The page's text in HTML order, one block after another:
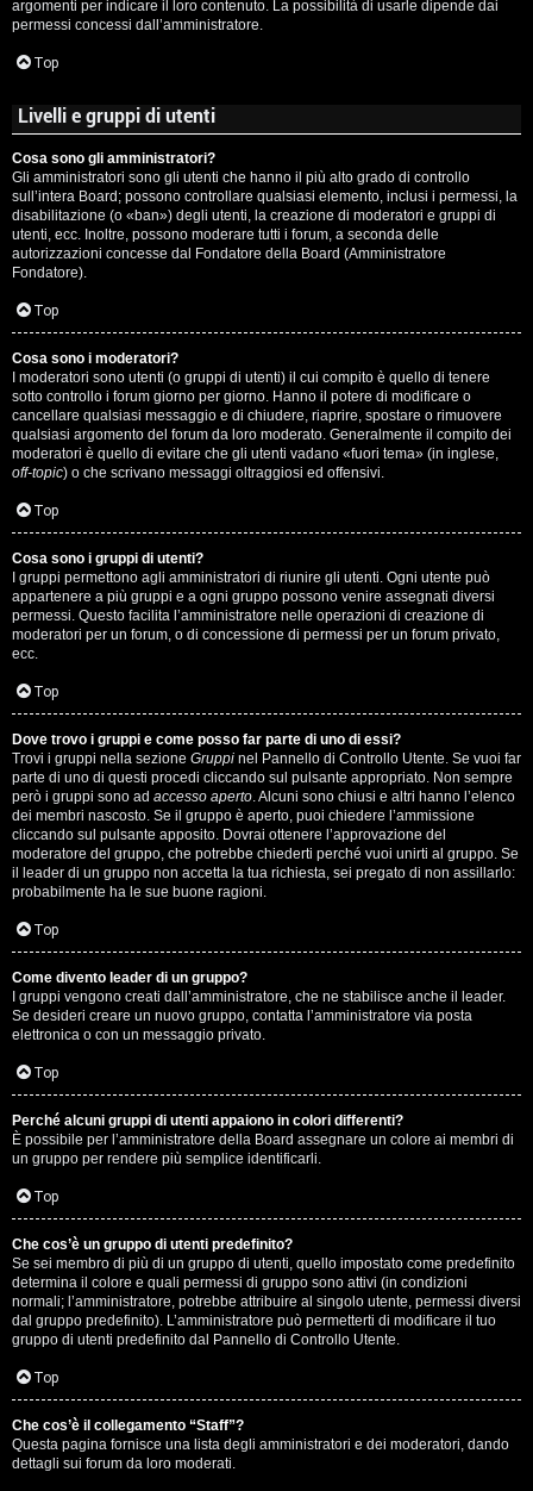
argomenti per indicare il loro contenuto. La possibilità di usarle dipende dai
permessi concessi dall’amministratore.
Top
Livelli e gruppi di utenti
Cosa sono gli amministratori?
Gli amministratori sono gli utenti che hanno il più alto grado di controllo
sull’intera Board; possono controllare qualsiasi elemento, inclusi i permessi, la
disabilitazione (o «ban») degli utenti, la creazione di moderatori e gruppi di
utenti, ecc. Inoltre, possono moderare tutti i forum, a seconda delle
autorizzazioni concesse dal Fondatore della Board (Amministratore
Fondatore).
Top
Cosa sono i moderatori?
I moderatori sono utenti (o gruppi di utenti) il cui compito è quello di tenere
sotto controllo i forum giorno per giorno. Hanno il potere di modificare o
cancellare qualsiasi messaggio e di chiudere, riaprire, spostare o rimuovere
qualsiasi argomento del forum da loro moderato. Generalmente il compito dei
moderatori è quello di evitare che gli utenti vadano «fuori tema» (in inglese,
off-topic) o che scrivano messaggi oltraggiosi ed offensivi.
Top
Cosa sono i gruppi di utenti?
I gruppi permettono agli amministratori di riunire gli utenti. Ogni utente può
appartenere a più gruppi e a ogni gruppo possono venire assegnati diversi
permessi. Questo facilita l’amministratore nelle operazioni di creazione di
moderatori per un forum, o di concessione di permessi per un forum privato,
ecc.
Top
Dove trovo i gruppi e come posso far parte di uno di essi?
Trovi i gruppi nella sezione Gruppi nel Pannello di Controllo Utente. Se vuoi far
parte di uno di questi procedi cliccando sul pulsante appropriato. Non sempre
però i gruppi sono ad accesso aperto. Alcuni sono chiusi e altri hanno l’elenco
dei membri nascosto. Se il gruppo è aperto, puoi chiedere l’ammissione
cliccando sul pulsante apposito. Dovrai ottenere l’approvazione del
moderatore del gruppo, che potrebbe chiederti perché vuoi unirti al gruppo. Se
il leader di un gruppo non accetta la tua richiesta, sei pregato di non assillarlo:
probabilmente ha le sue buone ragioni.
Top
Come divento leader di un gruppo?
I gruppi vengono creati dall’amministratore, che ne stabilisce anche il leader.
Se desideri creare un nuovo gruppo, contatta l’amministratore via posta
elettronica o con un messaggio privato.
Top
Perché alcuni gruppi di utenti appaiono in colori differenti?
È possibile per l’amministratore della Board assegnare un colore ai membri di
un gruppo per rendere più semplice identificarli.
Top
Che cos’è un gruppo di utenti predefinito?
Se sei membro di più di un gruppo di utenti, quello impostato come predefinito
determina il colore e quali permessi di gruppo sono attivi (in condizioni
normali; l’amministratore, potrebbe attribuire al singolo utente, permessi diversi
dal gruppo predefinito). L’amministratore può permetterti di modificare il tuo
gruppo di utenti predefinito dal Pannello di Controllo Utente.
Top
Che cos’è il collegamento “Staff”?
Questa pagina fornisce una lista degli amministratori e dei moderatori, dando
dettagli sui forum da loro moderati.
i
a
c
e
P
e
r
c
o
r
s
i
M
u
s
i
c
a
l
i
.
.
.
D
i
t
u
t
t
o
u
n
p
ò